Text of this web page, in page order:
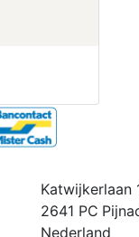
Katwijkerlaan
2641 PC
Nederland